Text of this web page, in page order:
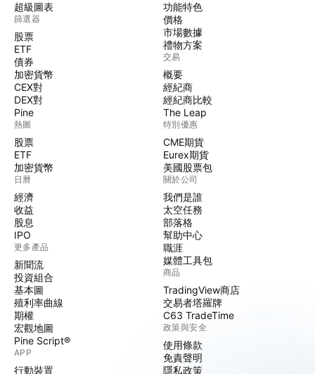
超級圖表
篩選器
股票
ETF
債券
加密貨幣
CEX對
DEX對
Pine
熱圖
股票
ETF
加密貨幣
日曆
經濟
收益
股息
IPO
更多產品
新聞流
投資組合
基本圖
殖利率曲線
期權
宏觀地圖
Pine Script®
APP
行動裝置
功能特色
價格
市場數據
禮物方案
交易
概要
經紀商
經紀商比較
The Leap
特別優惠
CME期貨
Eurex期貨
美國股票包
關於公司
我們是誰
太空任務
部落格
幫助中心
職涯
媒體工具包
商品
TradingView商店
交易者塔羅牌
C63 TradeTime
政策與安全
使用條款
免責聲明
隱私政策